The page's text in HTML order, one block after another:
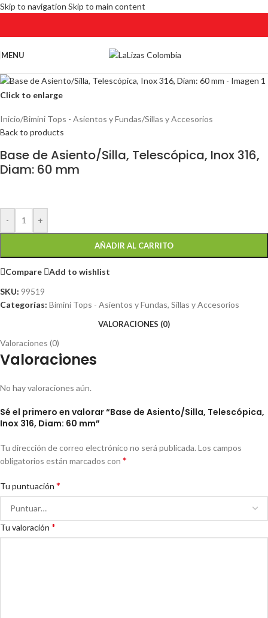
Skip to navigation Skip to main content
MENU
Click to enlarge
Inicio/Bimini Tops - Asientos y Fundas/Sillas y Accesorios
Back to products
Base de Asiento/Silla, Telescópica, Inox 316,
Diam: 60 mm
- +
AÑADIR AL CARRITO
Compare
Add to wishlist
SKU: 99519
Categorías: Bimini Tops - Asientos y Fundas, Sillas y Accesorios
VALORACIONES (0)
Valoraciones (0)
Valoraciones
No hay valoraciones aún.
Sé el primero en valorar “Base de Asiento/Silla, Telescópica,
Inox 316, Diam: 60 mm”
Tu dirección de correo electrónico no será publicada.Los campos
obligatorios están marcados con *
Tu puntuación *
Tu valoración *